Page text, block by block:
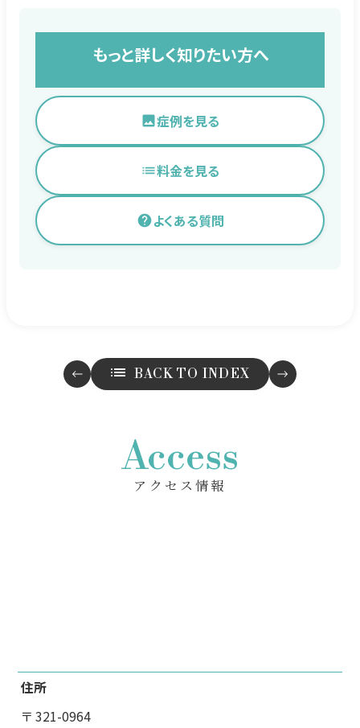
もっと詳しく知りたい方へ
症例を見る
料金を見る
よくある質問
BACK TO INDEX
Access
アクセス情報
住所
〒 321-0964